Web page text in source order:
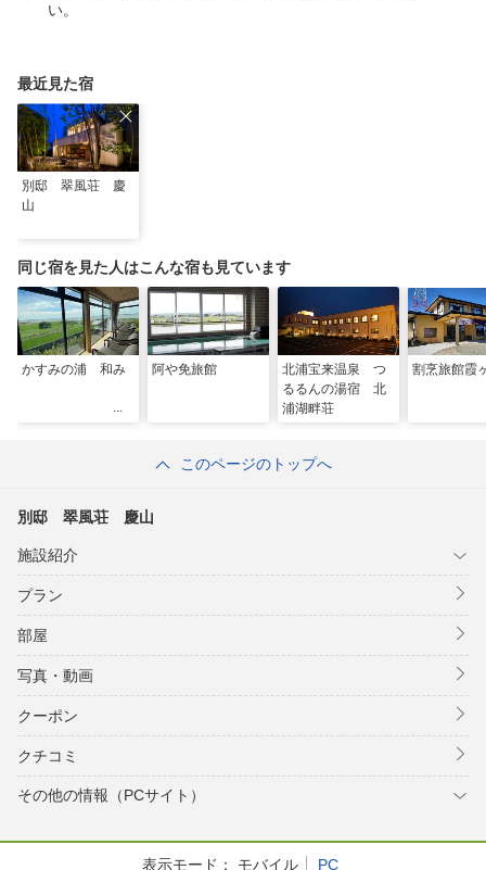
い。
最近見た宿
別邸 翠風荘 慶
山
同じ宿を見た人はこんな宿も見ています
かすみの浦 和み 阿や免旅館
北浦宝来温泉 つ
るるんの湯宿 北
浦湖畔荘
割烹旅館霞
このページのトップへ
別邸 翠風荘 慶山
施設紹介
プラン
部屋
写真・動画
クーポン
クチコミ
その他の情報（PCサイト）
表示モード： モバイル PC